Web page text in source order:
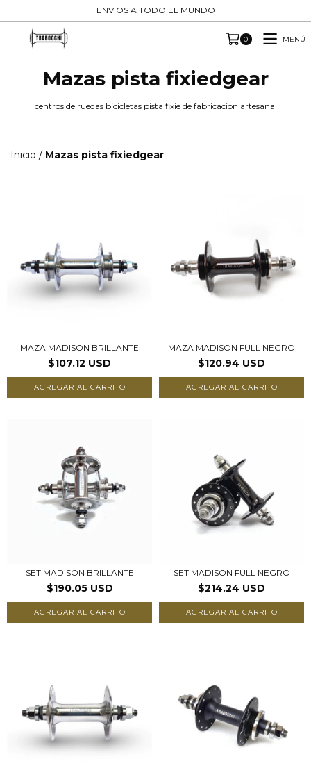
ENVIOS A TODO EL MUNDO
0 MENÚ
Mazas pista fixiedgear
centros de ruedas bicicletas pista fixie de fabricacion artesanal
Inicio / Mazas pista fixiedgear
MAZA MADISON BRILLANTE
$107.12 USD
AGREGAR AL CARRITO
MAZA MADISON FULL NEGRO
$120.94 USD
AGREGAR AL CARRITO
SET MADISON BRILLANTE
$190.05 USD
AGREGAR AL CARRITO
SET MADISON FULL NEGRO
$214.24 USD
AGREGAR AL CARRITO